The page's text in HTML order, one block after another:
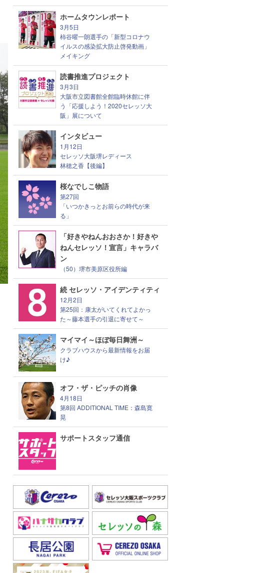
ホームタウンレポート
3月5日
柿谷曜一朗選手の「新型コロナウ
イルスの感染拡大防止啓発動画」
メイキング
読書推進プロジェクト
3月3日
大阪市立図書館全館臨時休館に伴
う「応援しよう！2020セレッソ大
阪」展について
インタビュー
1月12日
セレッソ大阪堺レディース
林穂之香【後編】
桜なでしこ物語
第27回
「いつかきっとお前らの時代が来
る」
「好きやねんおおさか！好きや
ねんセレッソ！宣言」キャラバ
ン
（50）堺市美原区役所編
続 セレッソ・アイデンティティ
12月2日
第25回：康太がいてくれてよかっ
た～藤本選手の引退に寄せて～
マイマイ～ほぼ毎日舞洲～
クラブハウスから最新情報をお届
け♪
オフ・ザ・ピッチの肖像
4月18日
第8回 ADDITIONAL TIME：森島寛
晃
サポートスタッフ通信